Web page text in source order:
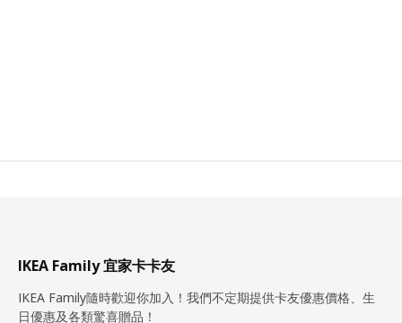
IKEA Family 宜家卡卡友
IKEA Family隨時歡迎你加入！我們不定期提供卡友優惠價格、生
日優惠及各類驚喜贈品！